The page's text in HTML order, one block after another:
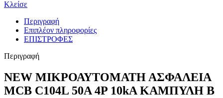
Κλείσε
Περιγραφή
Επιπλέον πληροφορίες
ΕΠΙΣΤΡΟΦΕΣ
Περιγραφή
NEW ΜΙΚΡΟΑΥΤΟΜΑΤΗ ΑΣΦΑΛΕΙΑ
MCB C104L 50A 4P 10kA ΚΑΜΠΥΛΗ B